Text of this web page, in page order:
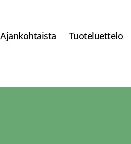
Ajankohtaista Tuoteluettelo